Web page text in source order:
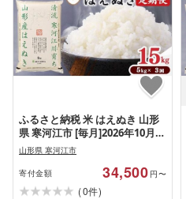
ふるさと納税 米 はえぬき 山形
県 寒河江市 [毎月]2026年10月下
旬開始 [先行予約] 令和8年産 3回
定期便 はえぬき 合計
15kg(5kg×3回)清流寒河江川育
ち …
山形県 寒河江市
寄付金額 34,500 円〜
(0件)